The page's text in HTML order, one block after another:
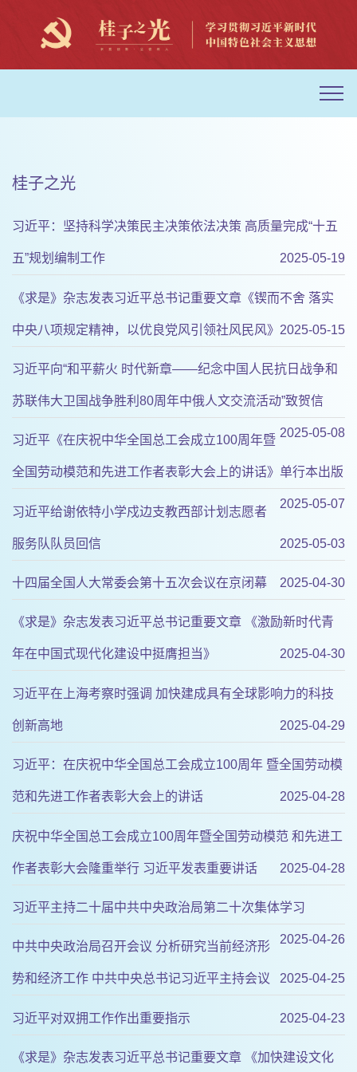
桂子之光
习近平：坚持科学决策民主决策依法决策 高质量完成“十五
五”规划编制工作 2025-05-19
《求是》杂志发表习近平总书记重要文章《锲而不舍 落实
中央八项规定精神，以优良党风引领社风民风》 2025-05-15
习近平向“和平薪火 时代新章——纪念中国人民抗日战争和
苏联伟大卫国战争胜利80周年中俄人文交流活动”致贺信
2025-05-08
习近平《在庆祝中华全国总工会成立100周年暨
全国劳动模范和先进工作者表彰大会上的讲话》单行本出版
2025-05-07
习近平给谢依特小学戍边支教西部计划志愿者
服务队队员回信 2025-05-03
十四届全国人大常委会第十五次会议在京闭幕 2025-04-30
《求是》杂志发表习近平总书记重要文章 《激励新时代青
年在中国式现代化建设中挺膺担当》 2025-04-30
习近平在上海考察时强调 加快建成具有全球影响力的科技
创新高地 2025-04-29
习近平：在庆祝中华全国总工会成立100周年 暨全国劳动模
范和先进工作者表彰大会上的讲话 2025-04-28
庆祝中华全国总工会成立100周年暨全国劳动模范 和先进工
作者表彰大会隆重举行 习近平发表重要讲话 2025-04-28
习近平主持二十届中共中央政治局第二十次集体学习
2025-04-26
中共中央政治局召开会议 分析研究当前经济形
势和经济工作 中共中央总书记习近平主持会议 2025-04-25
习近平对双拥工作作出重要指示 2025-04-23
《求是》杂志发表习近平总书记重要文章 《加快建设文化